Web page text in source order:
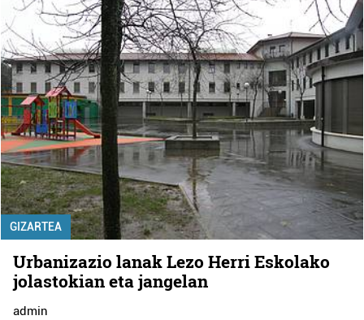
GIZARTEA
Urbanizazio lanak Lezo Herri Eskolako
jolastokian eta jangelan
admin